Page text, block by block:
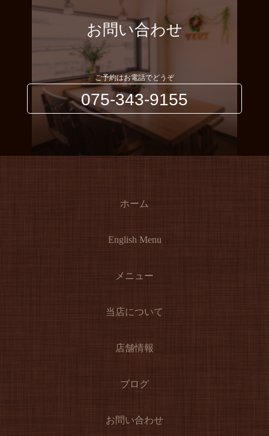
お問い合わせ
ご予約はお電話でどうぞ
075-343-9155
ホーム
English Menu
メニュー
当店について
店舗情報
ブログ
お問い合わせ